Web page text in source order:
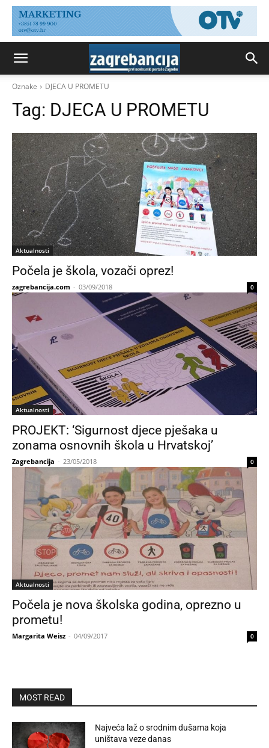
Oznake DJECA U PROMETU
Tag: DJECA U PROMETU
Aktualnosti
Počela je škola, vozači oprez!
zagrebancija.com - 03/09/2018 0
Aktualnosti
PROJEKT: ‘Sigurnost djece pješaka u
zonama osnovnih škola u Hrvatskoj’
Zagrebancija - 23/05/2018 0
Aktualnosti
Počela je nova školska godina, oprezno u
prometu!
Margarita Weisz - 04/09/2017 0
MOST READ
Najveća laž o srodnim dušama koja
uništava veze danas